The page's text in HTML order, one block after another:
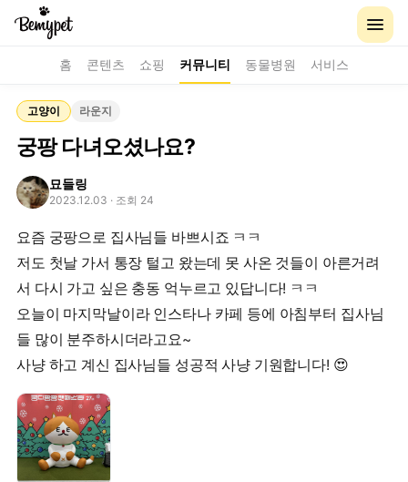
홈 콘텐츠 쇼핑 커뮤니티 동물병원 서비스
고양이 라운지
궁팡 다녀오셨나요?
묘들링
2023.12.03 · 조회 24
요즘 궁팡으로 집사님들 바쁘시죠 ㅋㅋ
저도 첫날 가서 통장 털고 왔는데 못 사온 것들이 아른거려
서 다시 가고 싶은 충동 억누르고 있답니다! ㅋㅋ
오늘이 마지막날이라 인스타나 카페 등에 아침부터 집사님
들 많이 분주하시더라고요~
사냥 하고 계신 집사님들 성공적 사냥 기원합니다! 😍